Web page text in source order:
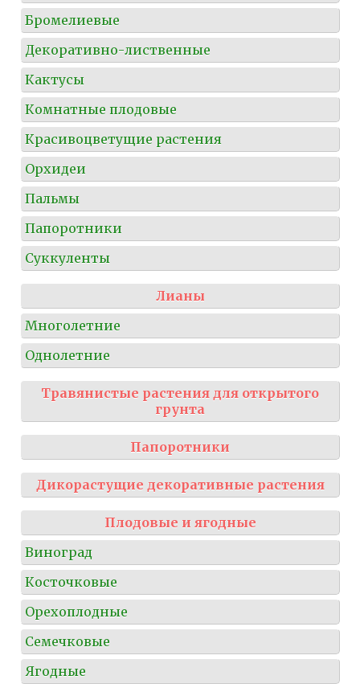
Бромелиевые
Декоративно-лиственные
Кактусы
Комнатные плодовые
Красивоцветущие растения
Орхидеи
Пальмы
Папоротники
Суккуленты
Лианы
Многолетние
Однолетние
Травянистые растения для открытого
грунта
Папоротники
Дикорастущие декоративные растения
Плодовые и ягодные
Виноград
Косточковые
Орехоплодные
Семечковые
Ягодные